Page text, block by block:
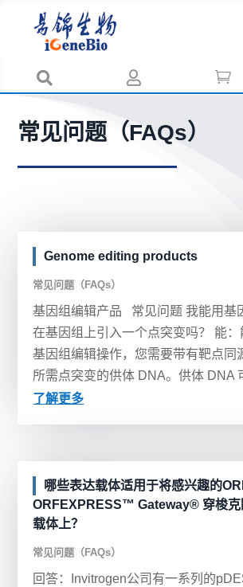
  
常见问题（FAQs）
Genome editing products
常见问题（FAQs）
基因组编辑产品 常见问题 我能用基
在基因组上引入一个点突变吗？ 能
基因组编辑操作，您需要带有靶点同
所需点突变的供体 DNA。供体 DNA
粒或一条单链的寡聚核苷酸。供体...
了解更多
哪些表达载体适用于将感兴趣的
ORFEXPRESS™ Gateway® 穿梭克
载体上？
常见问题（FAQs）
回答：Invitrogen公司有一系列的